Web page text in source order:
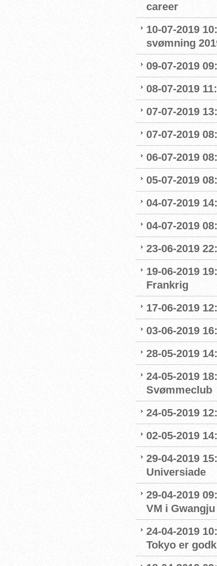
career
10-07-2019
svømning
09-07-2019
08-07-2019
07-07-2019
07-07-2019
06-07-2019
05-07-2019
04-07-2019
04-07-2019
23-06-2019
19-06-2019
Frankrig
17-06-2019
03-06-2019
28-05-2019
24-05-2019
Svømmeclub
24-05-2019
02-05-2019
29-04-2019
Universiade
29-04-2019
VM i Gwangju
24-04-2019
Tokyo er